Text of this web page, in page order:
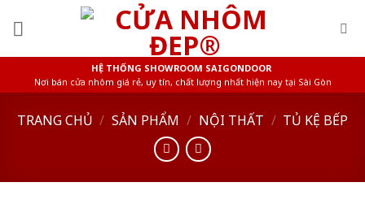
HỆ THỐNG SHOWROOM SAIGONDOOR
Nơi bán cửa nhôm giá rẻ, uy tín, chất lượng nhất hiện nay tại Sài Gòn
TRANG CHỦ / SẢN PHẨM / NỘI THẤT / TỦ KỆ BẾP